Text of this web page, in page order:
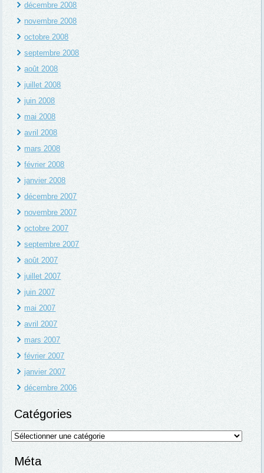
décembre 2008
novembre 2008
octobre 2008
septembre 2008
août 2008
juillet 2008
juin 2008
mai 2008
avril 2008
mars 2008
février 2008
janvier 2008
décembre 2007
novembre 2007
octobre 2007
septembre 2007
août 2007
juillet 2007
juin 2007
mai 2007
avril 2007
mars 2007
février 2007
janvier 2007
décembre 2006
Catégories
Catégories
Méta